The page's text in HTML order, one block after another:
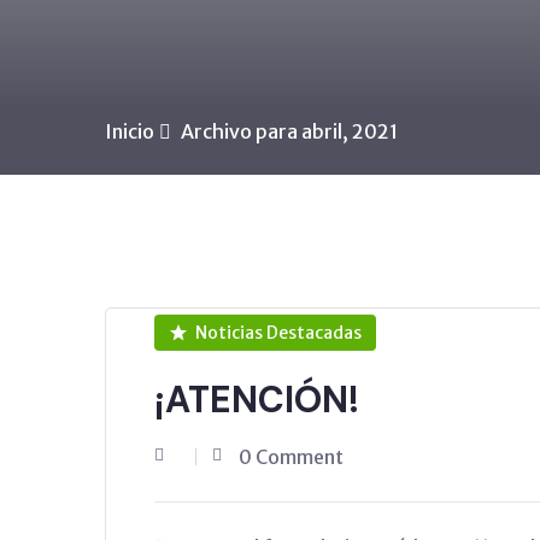
Inicio Archivo para abril, 2021
Noticias Destacadas
¡ATENCIÓN!
0 Comment